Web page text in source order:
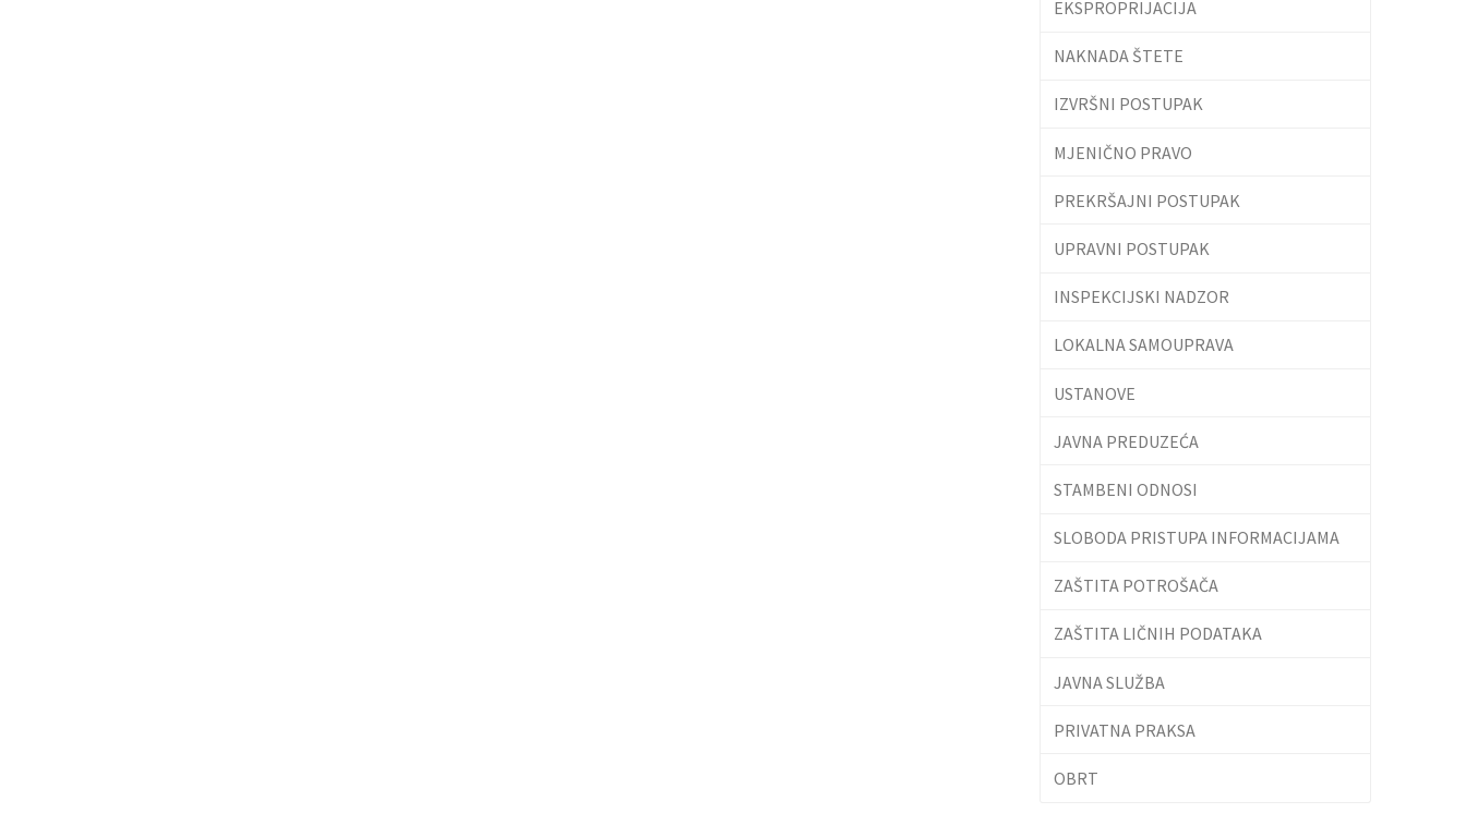
EKSPROPRIJACIJA
NAKNADA ŠTETE
IZVRŠNI POSTUPAK
MJENIČNO PRAVO
PREKRŠAJNI POSTUPAK
UPRAVNI POSTUPAK
INSPEKCIJSKI NADZOR
LOKALNA SAMOUPRAVA
USTANOVE
JAVNA PREDUZEĆA
STAMBENI ODNOSI
SLOBODA PRISTUPA INFORMACIJAMA
ZAŠTITA POTROŠAČA
ZAŠTITA LIČNIH PODATAKA
JAVNA SLUŽBA
PRIVATNA PRAKSA
OBRT